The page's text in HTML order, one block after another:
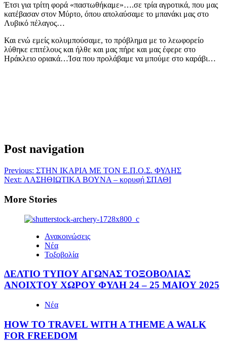
Έτσι για τρίτη φορά «παστωθήκαμε»….σε τρία αγροτικά, που μας
κατέβασαν στον Μύρτο, όπου απολαύσαμε το μπανάκι μας στο
Λυβικό πέλαγος…
Και ενώ εμείς κολυμπούσαμε, το πρόβλημα με το λεωφορείο
λύθηκε επιτέλους και ήλθε και μας πήρε και μας έφερε στο
Ηράκλειο οριακά…Ίσα που προλάβαμε να μπούμε στο καράβι…
Post navigation
Previous: ΣΤΗΝ ΙΚΑΡΙΑ ΜΕ ΤΟΝ Ε.Π.Ο.Σ. ΦΥΛΗΣ
Next: ΛΑΣΗΘΙΩΤΙΚΑ ΒΟΥΝΑ – κορυφή ΣΠΑΘΙ
More Stories
Ανακοινώσεις
Νέα
Τοξοβολία
ΔΕΛΤΙΟ ΤΥΠΟΥ ΑΓΩΝΑΣ ΤΟΞΟΒΟΛΙΑΣ
ΑΝΟΙΧΤΟΥ ΧΩΡΟΥ ΦΥΛΗ 24 – 25 ΜΑΙΟΥ 2025
Νέα
HOW TO TRAVEL WITH A THEME A WALK
FOR FREEDOM